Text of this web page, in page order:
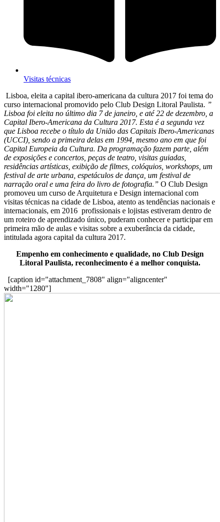
Visitas técnicas
Lisboa, eleita a capital ibero-americana da cultura 2017 foi tema do
curso internacional promovido pelo Club Design Litoral Paulista. ”
Lisboa foi eleita no último dia 7 de janeiro, e até 22 de dezembro, a
Capital Ibero-Americana da Cultura 2017. Esta é a segunda vez
que Lisboa recebe o título da União das Capitais Ibero-Americanas
(UCCI), sendo a primeira delas em 1994, mesmo ano em que foi
Capital Europeia da Cultura. Da programação fazem parte, além
de exposições e concertos, peças de teatro, visitas guiadas,
residências artísticas, exibição de filmes, colóquios, workshops, um
festival de arte urbana, espetáculos de dança, um festival de
narração oral e uma feira do livro de fotografia.” O Club Design
promoveu um curso de Arquitetura e Design internacional com
visitas técnicas na cidade de Lisboa, atento as tendências nacionais e
internacionais, em 2016 profissionais e lojistas estiveram dentro de
um roteiro de aprendizado único, puderam conhecer e participar em
primeira mão de aulas e visitas sobre a exuberância da cidade,
intitulada agora capital da cultura 2017.
Empenho em conhecimento e qualidade, no Club Design
Litoral Paulista, reconhecimento é a melhor conquista.
[caption id="attachment_7808" align="aligncenter"
width="1280"]